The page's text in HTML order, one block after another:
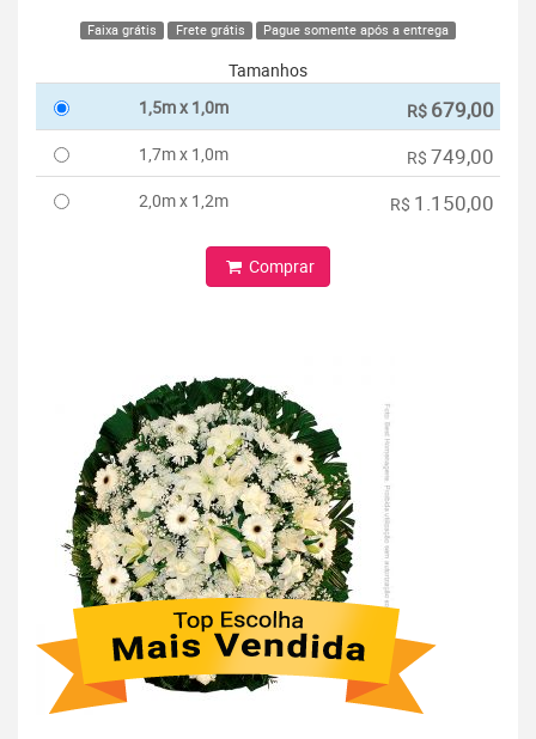
Faixa grátis Frete grátis Pague somente após a entrega
Tamanhos
1,5m x 1,0m
R$ 679,00
1,7m x 1,0m R$ 749,00
2,0m x 1,2m R$ 1.150,00
Comprar